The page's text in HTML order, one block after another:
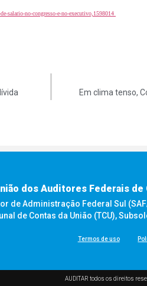
salario-no-congresso-e-no-executivo,1598014
Em clima tenso,
dos Auditores Federais de
de Administração Federal Sul
de Contas da União (TCU),
Termos de uso
AUDITAR todos os direitos